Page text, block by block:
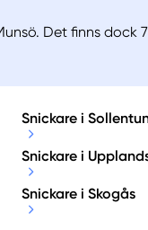
Det finns
Snickare i
Snickare i
Snickare i Skogås